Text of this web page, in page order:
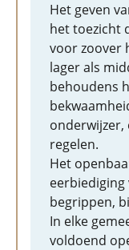
Het geven
het toezicht
voor zoover
lager als
behoudens
onderwijzer,
regelen.
Het
begrippen,
In elke
voldoend